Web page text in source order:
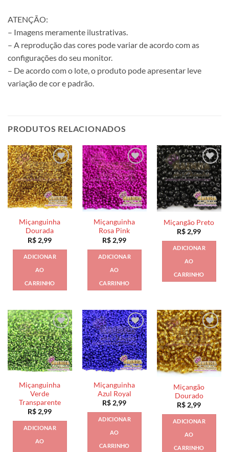
ATENÇÃO:
– Imagens meramente ilustrativas.
– A reprodução das cores pode variar de acordo com as
configurações do seu monitor.
– De acordo com o lote, o produto pode apresentar leve
variação de cor e padrão.
PRODUTOS RELACIONADOS
Miçanguinha
Dourada
R$ 2,99
ADICIONAR
AO
CARRINHO
Miçanguinha
Rosa Pink
R$ 2,99
ADICIONAR
AO
CARRINHO
Miçangão Preto
R$2,99
ADICIONAR
AO
CARRINHO
Miçanguinha
Verde
Transparente
R$2,99
ADICIONAR
AO
Miçanguinha
Azul Royal
R$2,99
ADICIONAR
AO
CARRINHO
Miçangão
Dourado
R$ 2,99
ADICIONAR
AO
CARRINHO